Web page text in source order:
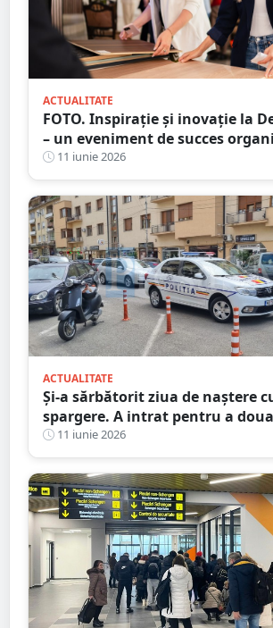
ACTUALITATE
FOTO. Inspirație și inovație la
– un eveniment de succes
Mare
11 iunie 2026
ACTUALITATE
Și-a sărbătorit ziua de naștere
spargere. A intrat pentru a
aceeași pizzerie din Satu Mare
11 iunie 2026